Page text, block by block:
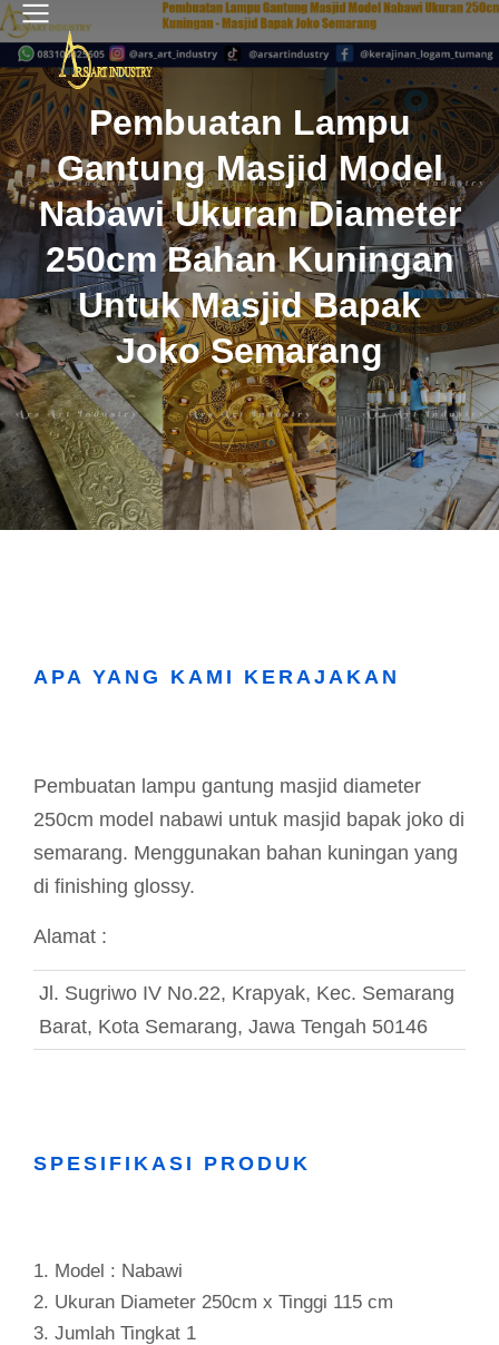
Pembuatan Lampu
Gantung Masjid Model
Nabawi Ukuran Diameter
250cm Bahan Kuningan
Untuk Masjid Bapak
Joko Semarang
APA YANG KAMI KERAJAKAN
Pembuatan lampu gantung masjid diameter
250cm model nabawi untuk masjid bapak joko di
semarang. Menggunakan bahan kuningan yang
di finishing glossy.
Alamat :
Jl. Sugriwo IV No.22, Krapyak, Kec. Semarang
Barat, Kota Semarang, Jawa Tengah 50146
SPESIFIKASI PRODUK
1. Model : Nabawi
2. Ukuran Diameter 250cm x Tinggi 115 cm
3. Jumlah Tingkat 1